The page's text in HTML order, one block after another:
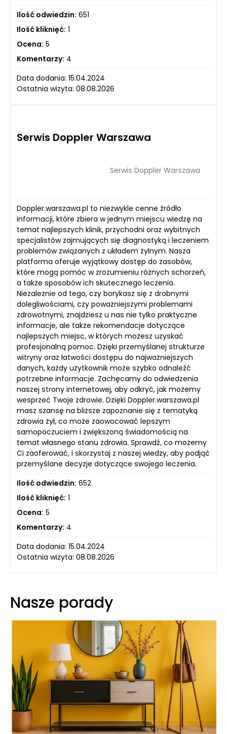
Ilość odwiedzin: 651
Ilość kliknięć: 1
Ocena: 5
Komentarzy: 4
Data dodania: 15.04.2024
Ostatnia wizyta: 08.08.2026
Serwis Doppler Warszawa
Serwis Doppler Warszawa
Doppler.warszawa.pl to niezwykle cenne źródło
informacji, które zbiera w jednym miejscu wiedzę na
temat najlepszych klinik, przychodni oraz wybitnych
specjalistów zajmujących się diagnostyką i leczeniem
problemów związanych z układem żylnym. Nasza
platforma oferuje wyjątkowy dostęp do zasobów,
które mogą pomóc w zrozumieniu różnych schorzeń,
a także sposobów ich skutecznego leczenia.
Niezależnie od tego, czy borykasz się z drobnymi
dolegliwościami, czy poważniejszymi problemami
zdrowotnymi, znajdziesz u nas nie tylko praktyczne
informacje, ale także rekomendacje dotyczące
najlepszych miejsc, w których możesz uzyskać
profesjonalną pomoc. Dzięki przemyślanej strukturze
witryny oraz łatwości dostępu do najważniejszych
danych, każdy użytkownik może szybko odnaleźć
potrzebne informacje. Zachęcamy do odwiedzenia
naszej strony internetowej, aby odkryć, jak możemy
wesprzeć Twoje zdrowie. Dzięki Doppler.warszawa.pl
masz szansę na bliższe zapoznanie się z tematyką
zdrowia żył, co może zaowocować lepszym
samopoczuciem i zwiększoną świadomością na
temat własnego stanu zdrowia. Sprawdź, co możemy
Ci zaoferować, i skorzystaj z naszej wiedzy, aby podjąć
przemyślane decyzje dotyczące swojego leczenia.
Ilość odwiedzin: 652
Ilość kliknięć: 1
Ocena: 5
Komentarzy: 4
Data dodania: 15.04.2024
Ostatnia wizyta: 08.08.2026
Nasze porady